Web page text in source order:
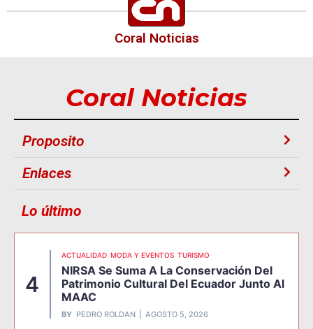
Coral Noticias
Coral Noticias
Proposito
Enlaces
Lo último
4
ACTUALIDAD MODA Y EVENTOS TURISMO
NIRSA Se Suma A La Conservación Del
Patrimonio Cultural Del Ecuador Junto Al
MAAC
BY PEDRO ROLDAN AGOSTO 5, 2026